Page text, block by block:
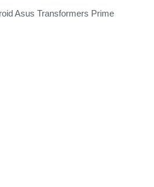
Asus Transformers Prime